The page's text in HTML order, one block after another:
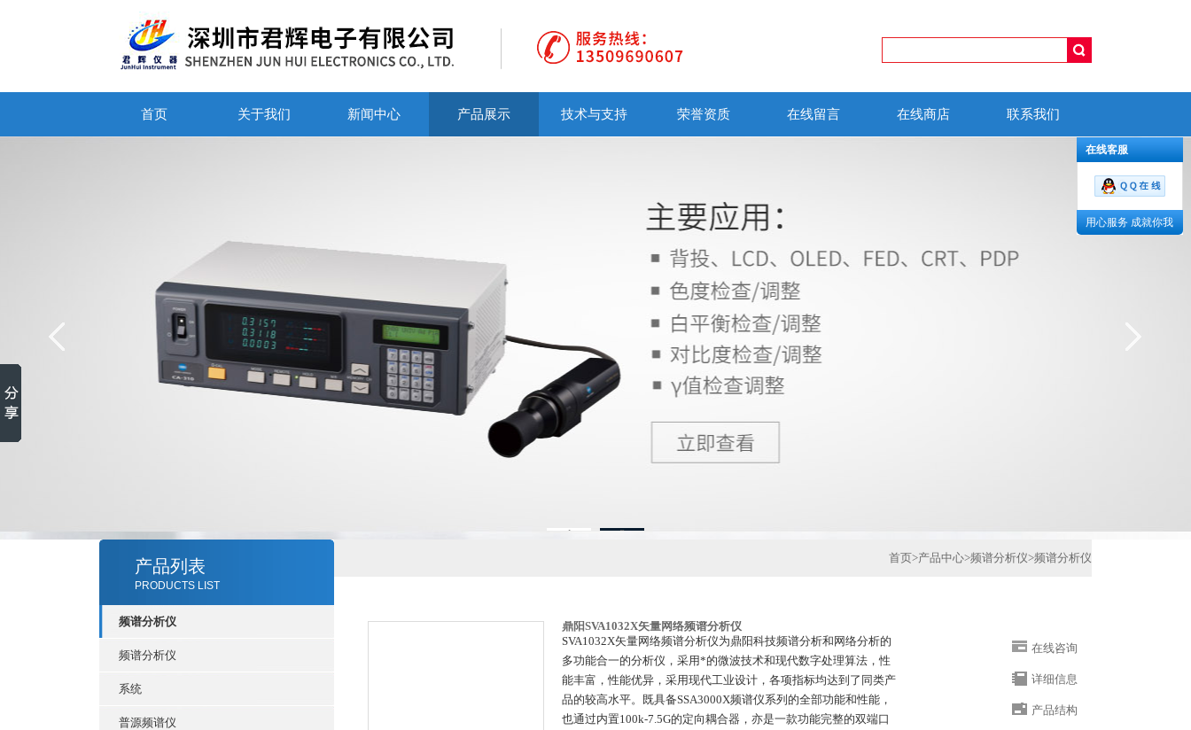
首页 关于我们 新闻中心 产品展示 技术与支持 荣誉资质 在线留言 在线商店 联系我们
1 2
产品列表
PRODUCTS LIST
频谱分析仪
频谱分析仪
系统
普源频谱仪
首页>产品中心>频谱分析仪>频谱分析仪
鼎阳SVA1032X矢量网络频谱分析仪
SVA1032X矢量网络频谱分析仪为鼎阳科技频谱分析和网络分析的
多功能合一的分析仪，采用*的微波技术和现代数字处理算法，性
能丰富，性能优异，采用现代工业设计，各项指标均达到了同类产
品的较高水平。既具备SSA3000X频谱仪系列的全部功能和性能，
也通过内置100k-7.5G的定向耦合器，亦是一款功能完整的双端口
在线咨询
详细信息
产品结构
在线客服
用心服务 成就你我